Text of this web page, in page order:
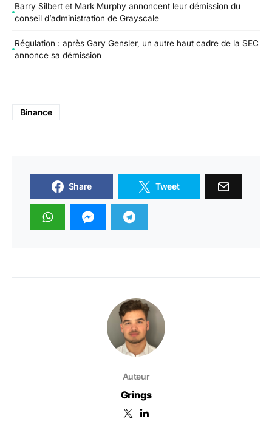
Barry Silbert et Mark Murphy annoncent leur démission du
conseil d’administration de Grayscale
Régulation : après Gary Gensler, un autre haut cadre de la SEC
annonce sa démission
Binance
Share Tweet
Auteur
Grings